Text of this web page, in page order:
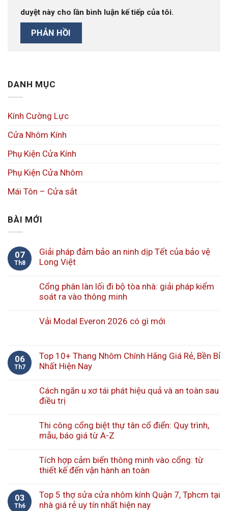
duyệt này cho lần bình luận kế tiếp của tôi.
DANH MỤC
Kính Cường Lực
Cửa Nhôm Kính
Phụ Kiện Cửa Kính
Phụ Kiện Cửa Nhôm
Mái Tôn – Cửa sắt
BÀI MỚI
07
Th8
Giải pháp đảm bảo an ninh dịp Tết của bảo vệ
Long Việt
Cổng phân làn lối đi bộ tòa nhà: giải pháp kiểm
soát ra vào thông minh
Vải Modal Everon 2026 có gì mới
06
Th7
Top 10+ Thang Nhôm Chính Hãng Giá Rẻ, Bền Bỉ
Nhất Hiện Nay
Cách ngăn u xơ tái phát hiệu quả và an toàn sau
điều trị
Thi công cổng biệt thự tân cổ điển: Quy trình,
mẫu, báo giá từ A-Z
Tích hợp cảm biến thông minh vào cổng: từ
thiết kế đến vận hành an toàn
03
Th6
Top 5 thợ sửa cửa nhôm kính Quận 7, Tphcm tại
nhà giá rẻ uy tín nhất hiện nay